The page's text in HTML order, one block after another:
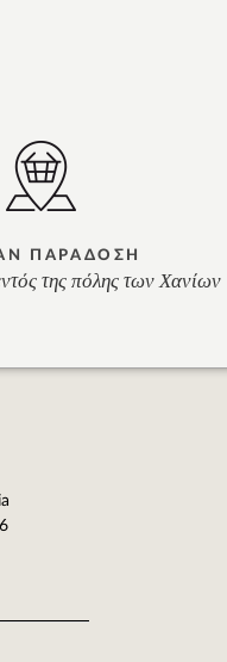
ΠΑΡΑΔΟΣΗ
της πόλης των Χανίων